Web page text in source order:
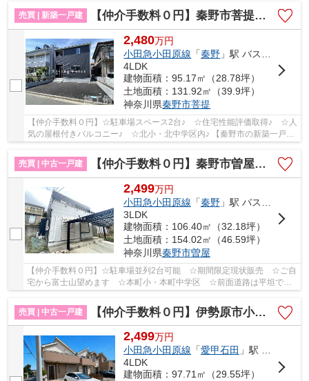
売買 | 新築一戸建
【仲介手数料０円】秦野市菩提第4 新築一戸建て
2,480万円
小田急小田原線 「秦野 」駅 バス17分 「三屋入口」 停歩2分
4LDK
建物面積：95.17㎡（28.78坪）
土地面積：131.92㎡（39.9坪）
神奈川県秦野市菩提
【仲介手数料０円】☆駐車場スペース2台♪ ☆住宅性能評価取得♪ ☆人
気の屋根付きバルコニー♪ ☆北小・北中学区内♪ 【秦野市の新築一戸建
てのことならリビングボイスにお任せ下さい！】
売買 | 中古一戸建
【仲介手数料０円】秦野市曽屋 中古一戸建て
2,499万円
小田急小田原線 「秦野」駅 バス13分 「才ヶ分」 停歩6分
3LDK
建物面積：106.40㎡（32.18坪）
土地面積：154.02㎡（46.59坪）
神奈川県秦野市曽屋
【仲介手数料０円】☆駐車場並列2台可能 ☆期間限定現状販売 ☆ご自
宅から富士山望めます ☆本町小・本町中学区 ☆前面道路は平坦で暮
らしやすい住環境 ☆閑静な住宅街♪ 【秦野市の中古...
売買 | 中古一戸建
【仲介手数料０円】伊勢原市小稲葉 中古一戸建て
2,499万円
小田急小田原線 「愛甲石田 」駅 バス17分 「新屋（伊勢原市）」 停歩4分
4LDK
建物面積：97.71㎡（29.55坪）